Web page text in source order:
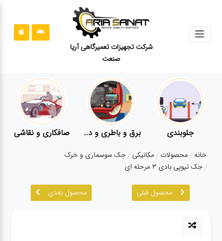
شرکت تجهیزات تعمیرگاهی آریا
صنعت
قوانین
سایت
ارتباط
درباره
ما
آپاراتی
جلوبندی برق و باطری و دیاگ صافکاری و نقاشی
خانه محصولات مکانیکی جک سوسماری و خرک
جک تیوپی بادی ۳ مرحله ای
محصول قبلی محصول بعدی